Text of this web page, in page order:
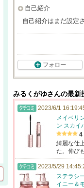
自己紹介
自己紹介はまだ設定
フォロー
みるくがゆさんの最新
2023/6/1
メイベリ
ン スカイ
4
綺麗な仕
た。伸び
2023/5/29
ステラシ
イニー＆